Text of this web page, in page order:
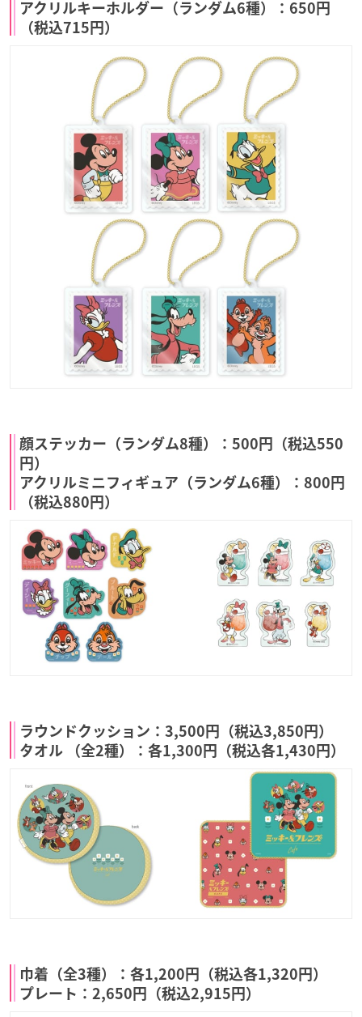
アクリルキーホルダー（ランダム6種）：650円
（税込715円）
顔ステッカー（ランダム8種）：500円（税込550
円）
アクリルミニフィギュア（ランダム6種）：800円
（税込880円）
ラウンドクッション：3,500円（税込3,850円）
タオル （全2種）：各1,300円（税込各1,430円）
巾着（全3種）：各1,200円（税込各1,320円）
プレート：2,650円（税込2,915円）